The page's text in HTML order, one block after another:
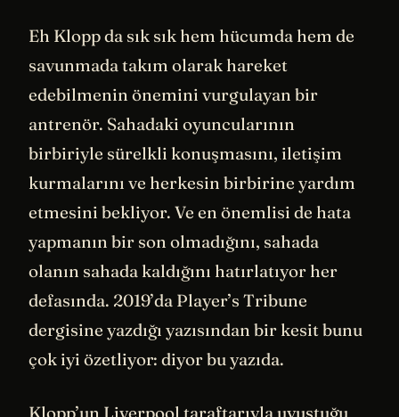
Eh Klopp da sık sık hem hücumda hem de
savunmada takım olarak hareket
edebilmenin önemini vurgulayan bir
antrenör. Sahadaki oyuncularının
birbiriyle sürelkli konuşmasını, iletişim
kurmalarını ve herkesin birbirine yardım
etmesini bekliyor. Ve en önemlisi de hata
yapmanın bir son olmadığını, sahada
olanın sahada kaldığını hatırlatıyor her
defasında. 2019’da Player’s Tribune
dergisine yazdığı yazısından bir kesit bunu
çok iyi özetliyor: diyor bu yazıda.
Klopp’un Liverpool taraftarıyla uyuştuğu